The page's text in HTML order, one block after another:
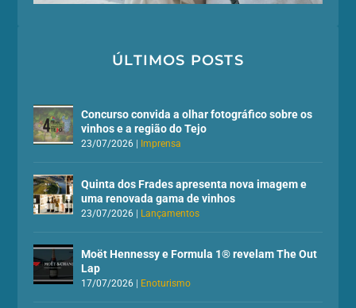
ÚLTIMOS POSTS
Concurso convida a olhar fotográfico sobre os
vinhos e a região do Tejo
23/07/2026 | Imprensa
Quinta dos Frades apresenta nova imagem e
uma renovada gama de vinhos
23/07/2026 | Lançamentos
Moët Hennessy e Formula 1® revelam The Out
Lap
17/07/2026 | Enoturismo